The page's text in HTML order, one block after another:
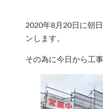
2020年8月20日に朝
ンします。
その為に今日から工